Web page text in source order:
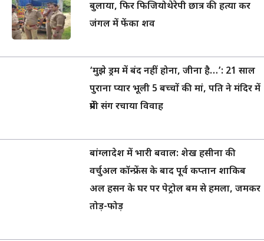
बुलाया, फिर फिजियोथेरेपी छात्र की हत्या कर
जंगल में फेंका शव
‘मुझे ड्रम में बंद नहीं होना, जीना है…’: 21 साल
पुराना प्यार भूली 5 बच्चों की मां, पति ने मंदिर में
प्रेमी संग रचाया विवाह
बांग्लादेश में भारी बवाल: शेख हसीना की
वर्चुअल कॉन्फ्रेंस के बाद पूर्व कप्तान शाकिब
अल हसन के घर पर पेट्रोल बम से हमला, जमकर
तोड़-फोड़